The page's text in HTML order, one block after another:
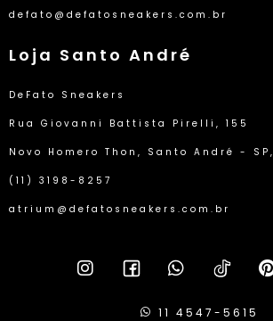
defato@defatosneakers.com.br
Loja Santo André
DeFato Sneakers
Rua Giovanni Battista Pirelli, 155
Novo Homero Thon, Santo André - SP,
(11) 3198-8257
atrium@defatosneakers.com.br
11 4547-5615